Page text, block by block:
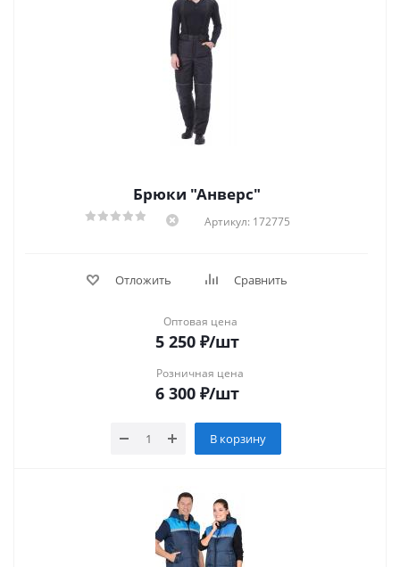
Брюки "Анверс"
Артикул: 172775
Отложить Сравнить
Оптовая цена
5 250₽/шт
Розничная цена
6 300₽/шт
В корзину